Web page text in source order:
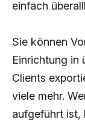
einfach
Sie können
Einrichtung in
Clients
viele mehr.
aufgeführt ist,